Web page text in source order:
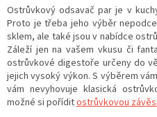
Ostrůvkový odsavač par je v
Proto je třeba jeho výběr
sklem, ale také jsou v nabídce
Záleží jen na vašem vkusu či
ostrůvkové digestoře určeny do
jejich vysoký výkon. S výběrem
vám nevyhovuje klasická
možné si poříditostrůvkovou